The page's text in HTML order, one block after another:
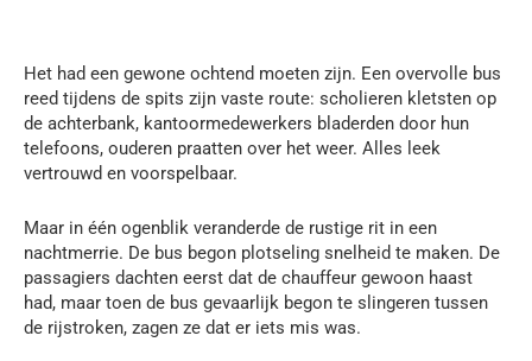
Het had een gewone ochtend moeten zijn. Een overvolle bus
reed tijdens de spits zijn vaste route: scholieren kletsten op
de achterbank, kantoormedewerkers bladerden door hun
telefoons, ouderen praatten over het weer. Alles leek
vertrouwd en voorspelbaar.
Maar in één ogenblik veranderde de rustige rit in een
nachtmerrie. De bus begon plotseling snelheid te maken. De
passagiers dachten eerst dat de chauffeur gewoon haast
had, maar toen de bus gevaarlijk begon te slingeren tussen
de rijstroken, zagen ze dat er iets mis was.